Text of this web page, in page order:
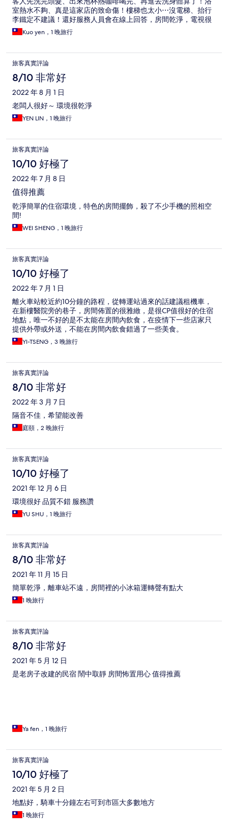
室熱水不夠、真是這家店的致命傷！樓梯也太小⋯沒電梯、抬行
李鐵定不建議！還好服務人員會在線上回答，房間乾淨，電視很
好 Kuo yen，1 晚旅行
旅客真實評論
8/10 非常好
2022 年 8 月 1 日
老闆人很好～ 環境很乾淨
YEN LIN，1 晚旅行
旅客真實評論
10/10 好極了
2022 年 7 月 8 日
值得推薦
乾淨簡單的住宿環境，特色的房間擺飾，殺了不少手機的照相空
間!
WEI SHENG，1 晚旅行
旅客真實評論
10/10 好極了
2022 年 7 月 1 日
離火車站較近約10分鐘的路程，從轉運站過來的話建議租機車，
在新樓醫院旁的巷子，房間佈置的很雅緻，是很CP值很好的住宿
地點，唯一不好的是不太能在房間內飲食，在疫情下一些店家只
提供外帶或外送，不能在房間內飲食錯過了一些美食。
YI-TSENG，3 晚旅行
旅客真實評論
8/10 非常好
2022 年 3 月 7 日
隔音不佳，希望能改善
庭頤，2 晚旅行
旅客真實評論
10/10 好極了
2021 年 12 月 6 日
環境很好 品質不錯 服務讚
YU SHU，1 晚旅行
旅客真實評論
8/10 非常好
2021 年 11 月 15 日
簡單乾淨，離車站不遠，房間裡的小冰箱運轉聲有點大
1 晚旅行
旅客真實評論
8/10 非常好
2021 年 5 月 12 日
是老房子改建的民宿 鬧中取靜 房間怖置用心 值得推薦
Ya fen，1 晚旅行
旅客真實評論
10/10 好極了
2021 年 5 月 2 日
地點好，騎車十分鐘左右可到市區大多數地方
1 晚旅行